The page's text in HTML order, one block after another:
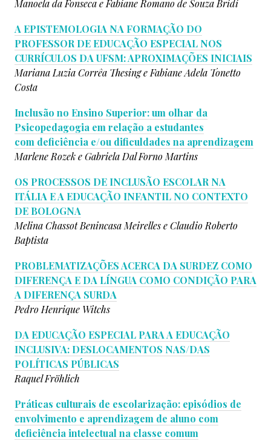
Manoela da Fonseca e Fabiane Romano de Souza Bridi
A EPISTEMOLOGIA NA FORMAÇÃO DO
PROFESSOR DE EDUCAÇÃO ESPECIAL NOS
CURRÍCULOS DA UFSM: APROXIMAÇÕES INICIAIS
Mariana Luzia Corrêa Thesing e Fabiane Adela Tonetto
Costa
Inclusão no Ensino Superior: um olhar da
Psicopedagogia em relação a estudantes
com deficiência e/ou dificuldades na aprendizagem
Marlene Rozek eGabriela Dal Forno Martins
OS PROCESSOS DE INCLUSÃO ESCOLAR NA
ITÁLIA E A EDUCAÇÃO INFANTIL NO CONTEXTO
DE BOLOGNA
Melina Chassot Benincasa Meirelles eClaudio Roberto
Baptista
PROBLEMATIZAÇÕES ACERCA DA SURDEZ COMO
DIFERENÇA E DA LÍNGUA COMO CONDIÇÃO PARA
A DIFERENÇA SURDA
Pedro Henrique Witchs
DA EDUCAÇÃO ESPECIAL PARA A EDUCAÇÃO
INCLUSIVA: DESLOCAMENTOS NAS/DAS
POLÍTICAS PÚBLICAS
Raquel Fröhlich
Práticas culturais de escolarização: episódios de
envolvimento e aprendizagem de aluno com
deficiência intelectual na classe comum